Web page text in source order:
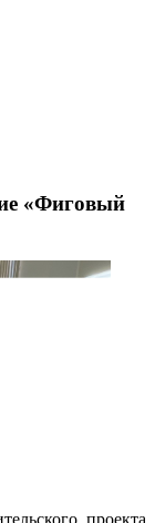
«Фиговый